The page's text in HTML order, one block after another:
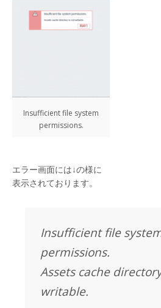
Insufficient file system
permissions.
エラー画面には↓の様に
表示されております。
Insufficient file
permissions.
Assets cache
writable.